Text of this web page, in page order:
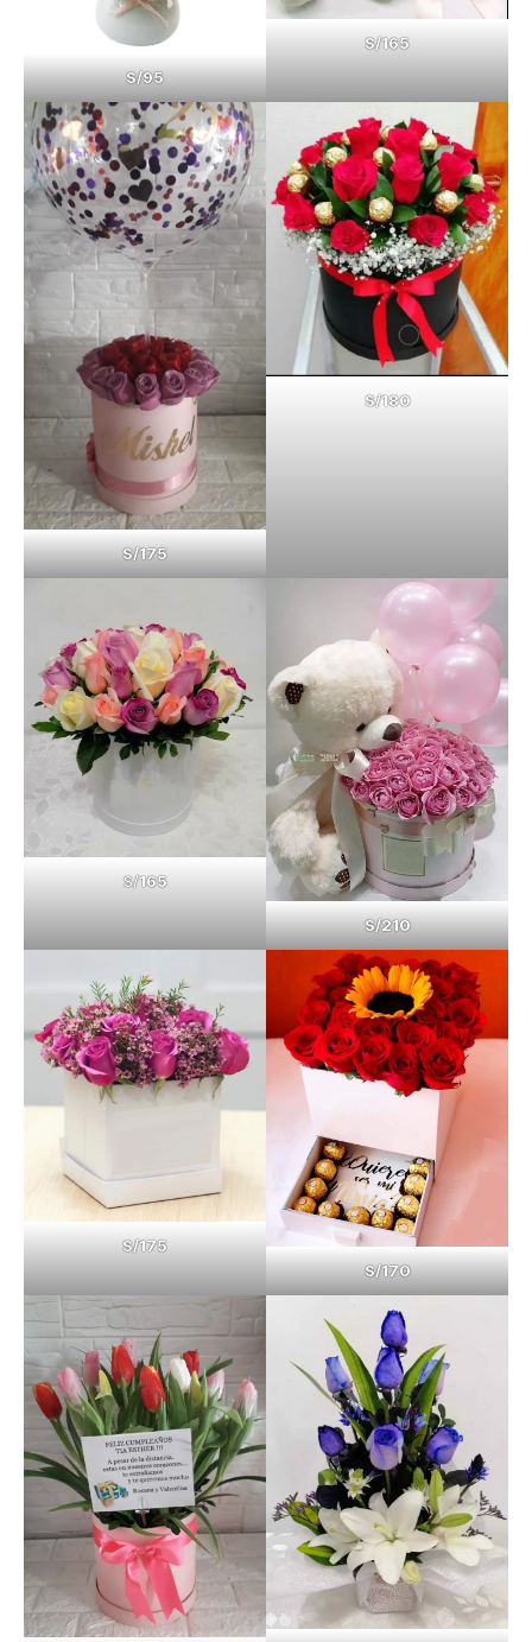
S/95
S/165
S/175
S/180
S/165
S/210
S/175
S/170